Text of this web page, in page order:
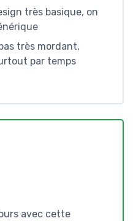
très basique, on
très mordant,
par temps
avec cette